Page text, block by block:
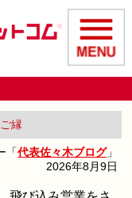
縁
「代表佐々木ブログ」
2026年8月9日